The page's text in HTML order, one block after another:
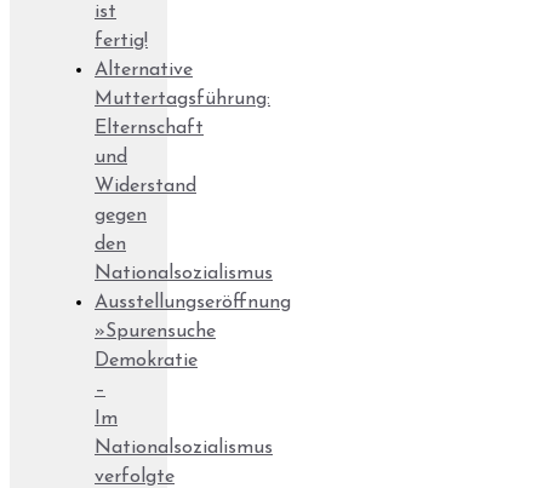
ist
fertig!
Alternative
Muttertagsführung:
Elternschaft
und
Widerstand
gegen
den
Nationalsozialismus
Ausstellungseröffnung
»Spurensuche
Demokratie
–
Im
Nationalsozialismus
verfolgte